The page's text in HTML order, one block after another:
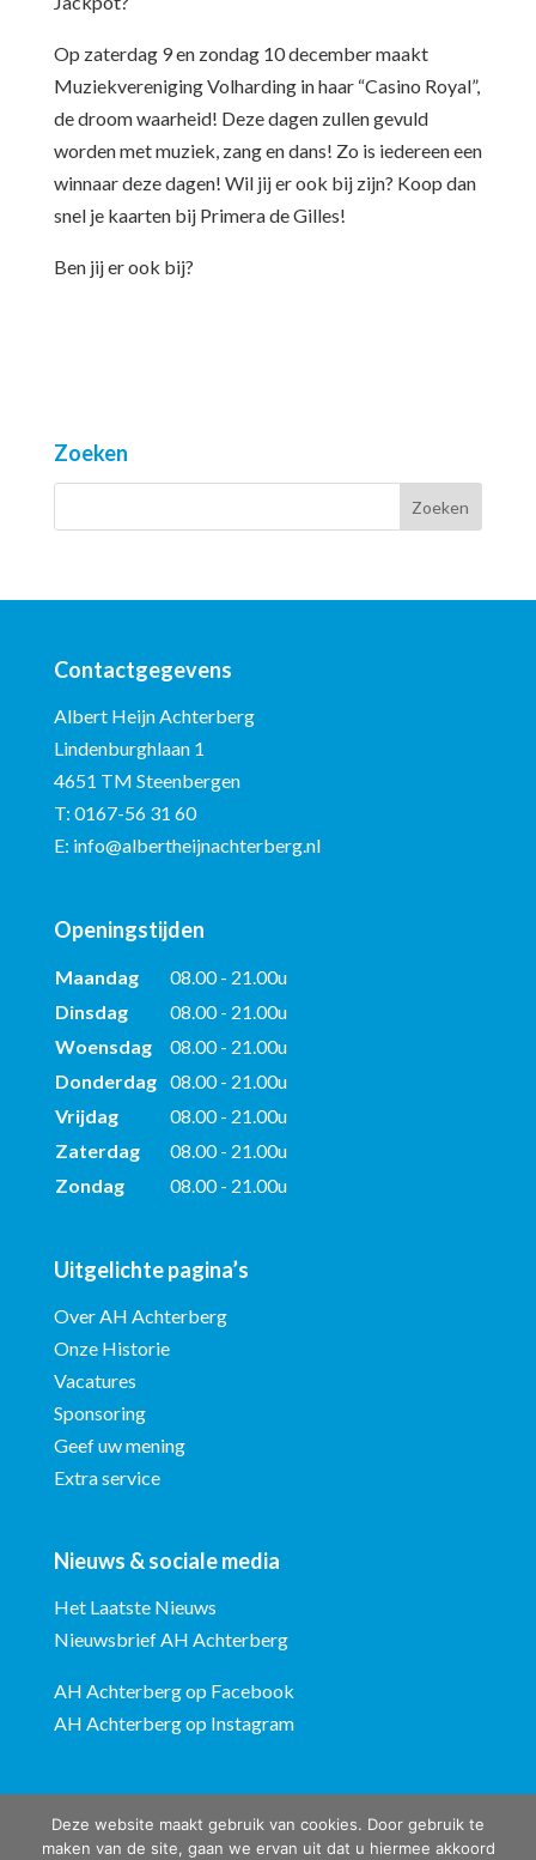
Op zaterdag 9 en zondag 10 december maakt
Muziekvereniging Volharding in haar “Casino Royal”,
de droom waarheid! Deze dagen zullen gevuld
worden met muziek, zang en dans! Zo is iedereen een
winnaar deze dagen! Wil jij er ook bij zijn? Koop dan
snel je kaarten bij Primera de Gilles!
Ben jij er ook bij?
Zoeken
Contactgegevens
Albert Heijn Achterberg
Lindenburghlaan 1
4651 TM Steenbergen
T: 0167-56 31 60
E: info@albertheijnachterberg.nl
Openingstijden
Maandag
08.00 - 21.00u
Dinsdag
08.00 - 21.00u
Woensdag
08.00 - 21.00u
Donderdag 08.00 - 21.00u
Vrijdag
08.00 - 21.00u
Zaterdag
08.00 - 21.00u
Zondag
08.00 - 21.00u
Uitgelichte pagina’s
Over AH Achterberg
Onze Historie
Vacatures
Sponsoring
Geef uw mening
Extra service
Nieuws & sociale media
Het Laatste Nieuws
Nieuwsbrief AH Achterberg
AH Achterberg op Facebook
AH Achterberg op Instagram
Deze website maakt gebruik van cookies. Door gebruik te
maken van de site, gaan we ervan uit dat u hiermee akkoord